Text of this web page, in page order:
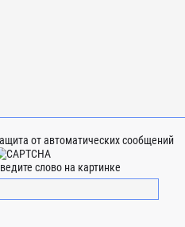
от автоматических сообщений
слово на картинке